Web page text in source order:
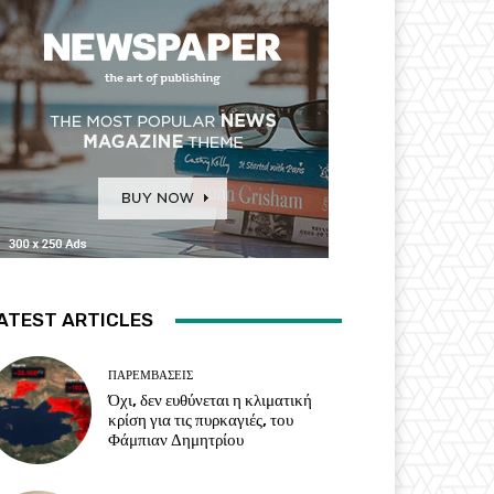
ARTICLES
ΠΑΡΕΜΒΑΣΕΙΣ
Όχι, δεν ευθύνεται η κλιματική
κρίση για τις πυρκαγιές, του
Φάμπιαν Δημητρίου